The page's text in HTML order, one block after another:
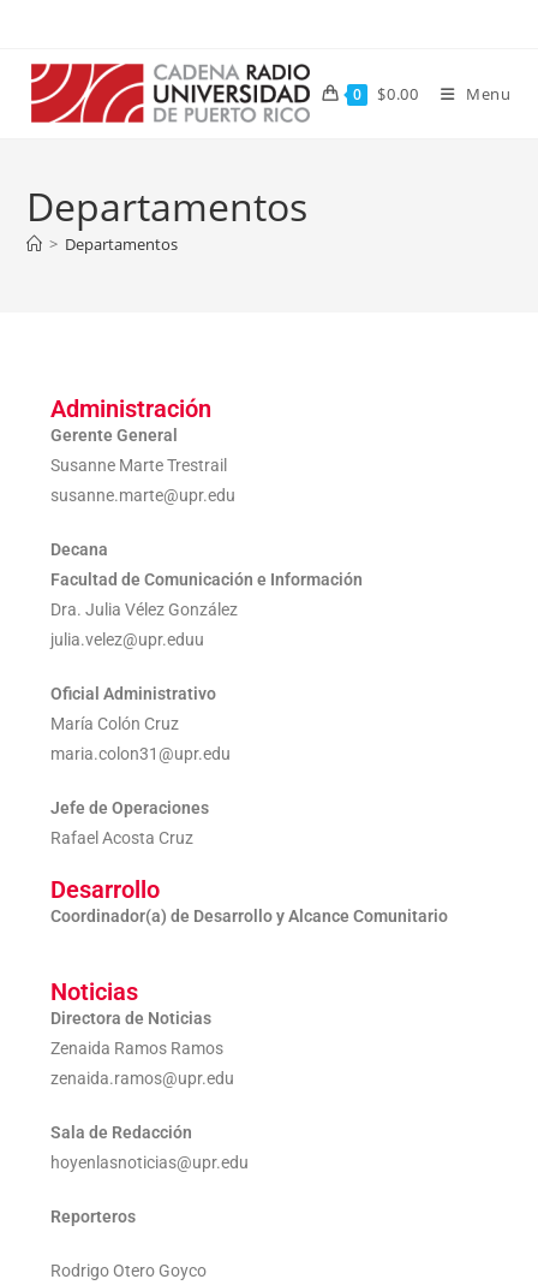
0 $0.00 Menu
Departamentos
> Departamentos
Administración
Gerente General
Susanne Marte Trestrail
susanne.marte@upr.edu
Decana
Facultad de Comunicación e Información
Dra. Julia Vélez González
julia.velez@upr.eduu
Oficial Administrativo
María Colón Cruz
maria.colon31@upr.edu
Jefe de Operaciones
Rafael Acosta Cruz
Desarrollo
Coordinador(a) de Desarrollo y Alcance Comunitario
Noticias
Directora de Noticias
Zenaida Ramos Ramos
zenaida.ramos@upr.edu
Sala de Redacción
hoyenlasnoticias@upr.edu
Reporteros
Rodrigo Otero Goyco